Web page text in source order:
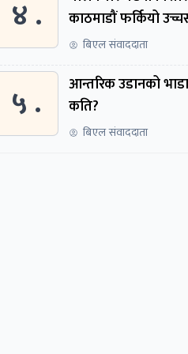
४ .
काठमाडौं फर्कियो
बिएल संवाददाता
५ .
आन्तरिक उडानको
कति?
बिएल संवाददाता